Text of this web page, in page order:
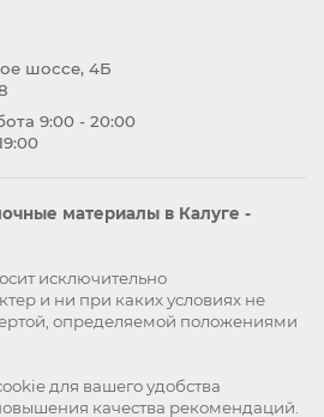
шоссе, 4Б
9:00 - 20:00
материалы в Калуге -
исключительно
и ни при каких условиях не
определяемой положениями
для вашего удобства
качества рекомендаций.